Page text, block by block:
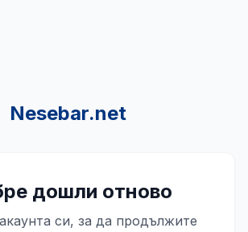
Nesebar.net
дошли отново
си, за да продължите